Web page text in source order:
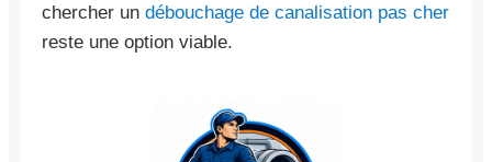
chercher un débouchage de canalisation pas cher
reste une option viable.